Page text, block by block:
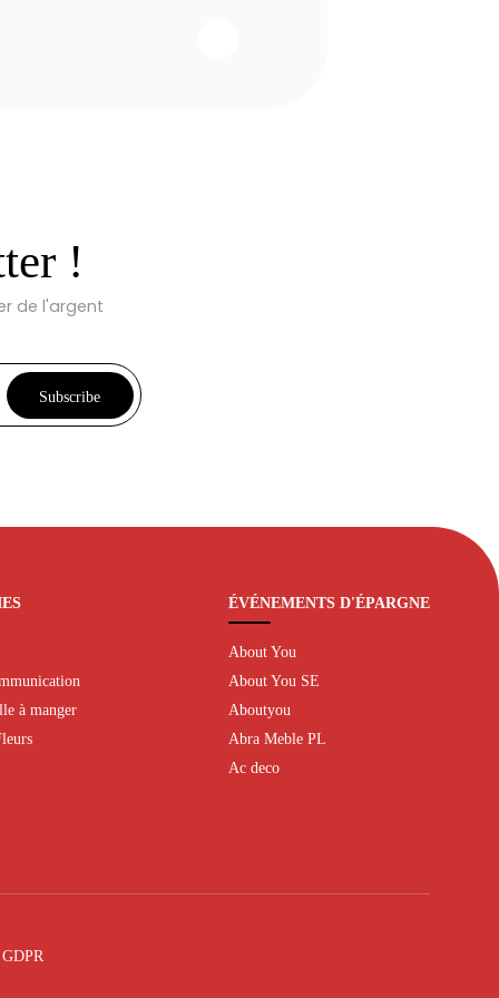
!
de l'argent
Subscribe
à manger
ÉVÉNEMENTS D'ÉPARGNE
About You
About You SE
Aboutyou
Abra Meble PL
Ac deco